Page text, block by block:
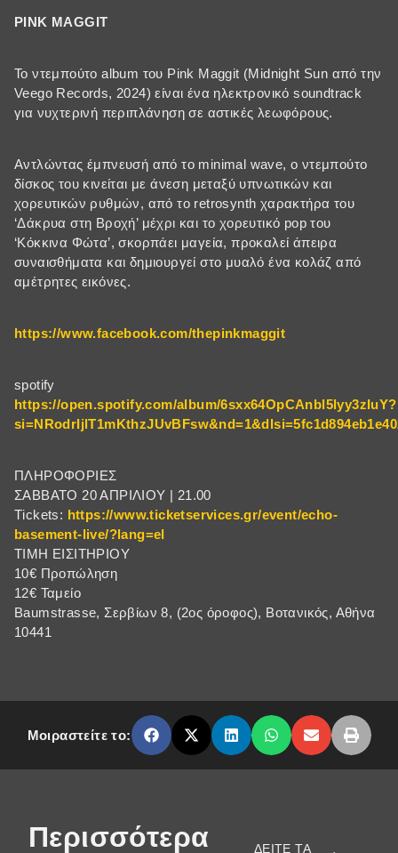
PINK MAGGIT
To ντεμπούτο album του Pink Maggit (Midnight Sun από την
Veego Records, 2024) είναι ένα ηλεκτρονικό soundtrack
για νυχτερινή περιπλάνηση σε αστικές λεωφόρους.
Αντλώντας έμπνευσή από το minimal wave, ο ντεμπούτο
δίσκος του κινείται με άνεση μεταξύ υπνωτικών και
χορευτικών ρυθμών, από το retrosynth χαρακτήρα του
‘Δάκρυα στη Βροχή’ μέχρι και το χορευτικό pop του
‘Κόκκινα Φώτα’, σκορπάει μαγεία, προκαλεί άπειρα
συναισθήματα και δημιουργεί στο μυαλό ένα κολάζ από
αμέτρητες εικόνες.
https://www.facebook.com/thepinkmaggit
spotify
https://open.spotify.com/album/6sxx64OpCAnbl5lyy3zIuY?
ΠΛΗΡΟΦΟΡΙΕΣ
ΣΑΒΒΑΤΟ 20 ΑΠΡΙΛΙΟΥ | 21.00
Τickets: https://www.ticketservices.gr/event/echo-
basement-live/?lang=el
ΤΙΜΗ ΕΙΣΙΤΗΡΙΟΥ
10€ Προπώληση
12€ Ταμείο
Baumstrasse, Σερβίων 8, (2ος όροφος), Βοτανικός, Αθήνα
10441
Μοιραστείτε το:
Περισσότερα
ΔΕΙΤΕ ΤΑ